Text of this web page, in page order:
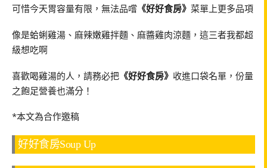
可惜今天胃容量有限，無法品嚐 《好好食房》 菜單上更多品項
像是蛤蜊雞湯、麻辣嫩雞拌麵、麻醬雞肉涼麵，這三者我都超
級想吃啊
喜歡喝雞湯的人，請務必把 《好好食房》 收進口袋名單，份量
之飽足營養也滿分！
*本文為合作邀稿
好好食房Soup Up